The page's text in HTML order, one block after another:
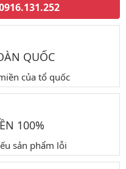
QUỐC
của tổ quốc
100%
sản phẩm lỗi